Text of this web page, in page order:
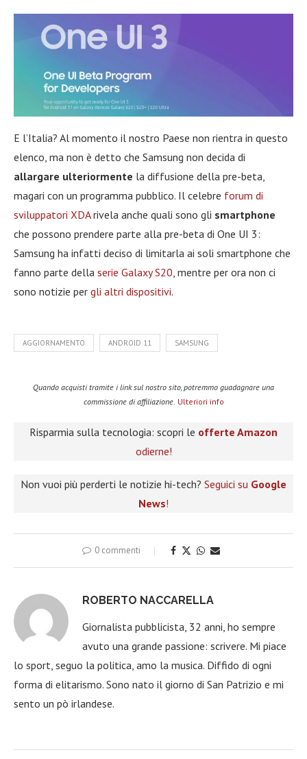
E l’Italia? Al momento il nostro Paese non rientra in questo
elenco, ma non è detto che Samsung non decida di
allargare ulteriormente la diffusione della pre-beta,
magari con un programma pubblico. Il celebre forum di
sviluppatori XDArivela anche quali sono gli smartphone
che possono prendere parte alla pre-beta di One UI 3:
Samsung ha infatti deciso di limitarla ai soli smartphone che
fanno parte della serie Galaxy S20 , mentre per ora non ci
sono notizie per gli altri dispositivi.
AGGIORNAMENTO ANDROID 11 SAMSUNG
Quando acquisti tramite i link sul nostro sito, potremmo guadagnare una
commissione di affiliazione. Ulteriori info
Risparmia sulla tecnologia: scopri le offerte Amazon
odierne!
Non vuoi più perderti le notizie hi-tech? Seguici su Google
News!
0 commenti
ROBERTO NACCARELLA
Giornalista pubblicista, 32 anni, ho sempre
avuto una grande passione: scrivere. Mi piace
lo sport, seguo la politica, amo la musica. Diffido di ogni
forma di elitarismo. Sono nato il giorno di San Patrizio e mi
sento un pò irlandese.